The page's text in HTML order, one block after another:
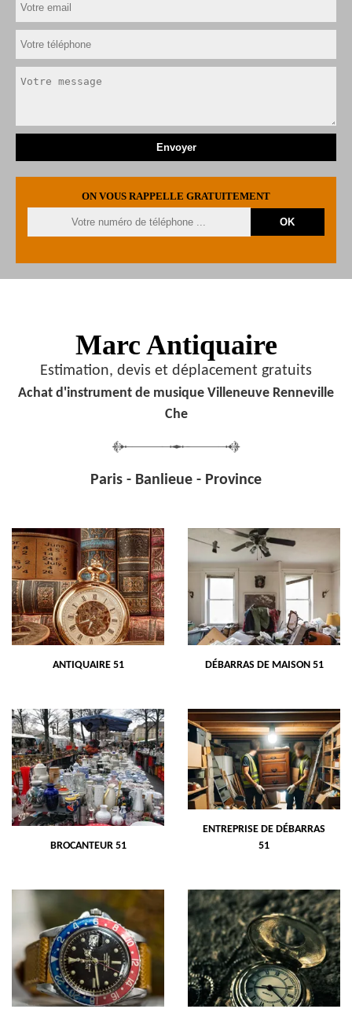
ON VOUS RAPPELLE GRATUITEMENT
Marc Antiquaire
Estimation, devis et déplacement gratuits
Achat d'instrument de musique Villeneuve Renneville
Che
Paris - Banlieue - Province
ANTIQUAIRE 51 DÉBARRAS DE MAISON 51
BROCANTEUR 51
ENTREPRISE DE DÉBARRAS
51